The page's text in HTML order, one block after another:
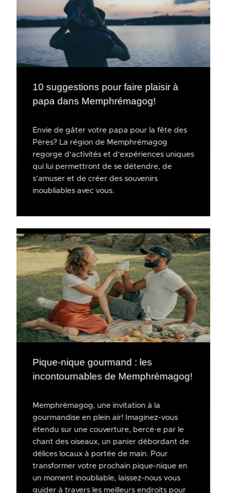
10 suggestions pour faire plaisir à
papa dans Memphrémagog!
Envie de gâter votre papa pour la fête des
Pères? La région de Memphrémagog
regorge d’activités et d’expériences uniques
qui lui permettront de se détendre, de
s’amuser et de créer des souvenirs
inoubliables avec vous.
Pique-nique gourmand : les
incontournables de Memphrémagog!
Memphrémagog, une invitation à la
gourmandise en plein air! Imaginez-vous
étendu sur une couverture, bercé·e par le
chant des oiseaux, un panier débordant de
délices locaux à portée de main. Pour
transformer votre prochain pique-nique en
un moment inoubliable, laissez-nous vous
guider à travers les meilleurs endroits pour